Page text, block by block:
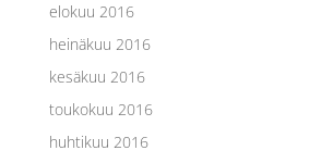
elokuu 2016
heinäkuu 2016
kesäkuu 2016
toukokuu 2016
huhtikuu 2016